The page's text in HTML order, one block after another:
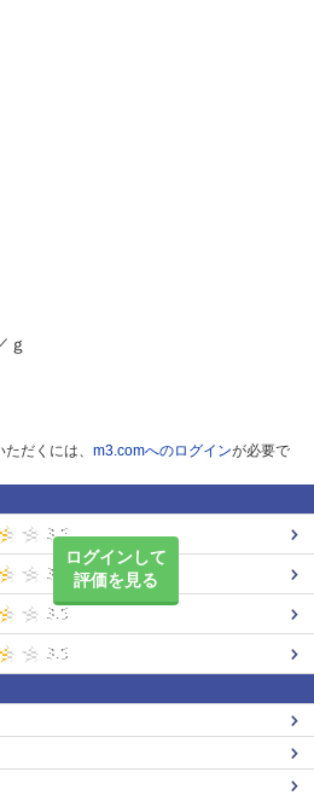
ｇ
だくには、 m3.comへのログインが必要で
ログインして
評価を見る